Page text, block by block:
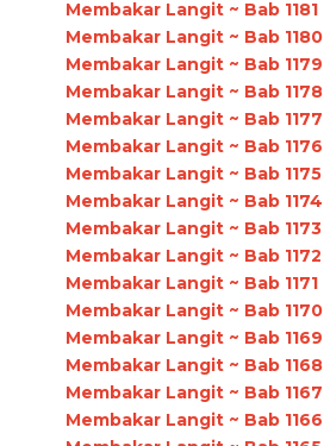
Membakar Langit ~ Bab 1181
Membakar Langit ~ Bab 1180
Membakar Langit ~ Bab 1179
Membakar Langit ~ Bab 1178
Membakar Langit ~ Bab 1177
Membakar Langit ~ Bab 1176
Membakar Langit ~ Bab 1175
Membakar Langit ~ Bab 1174
Membakar Langit ~ Bab 1173
Membakar Langit ~ Bab 1172
Membakar Langit ~ Bab 1171
Membakar Langit ~ Bab 1170
Membakar Langit ~ Bab 1169
Membakar Langit ~ Bab 1168
Membakar Langit ~ Bab 1167
Membakar Langit ~ Bab 1166